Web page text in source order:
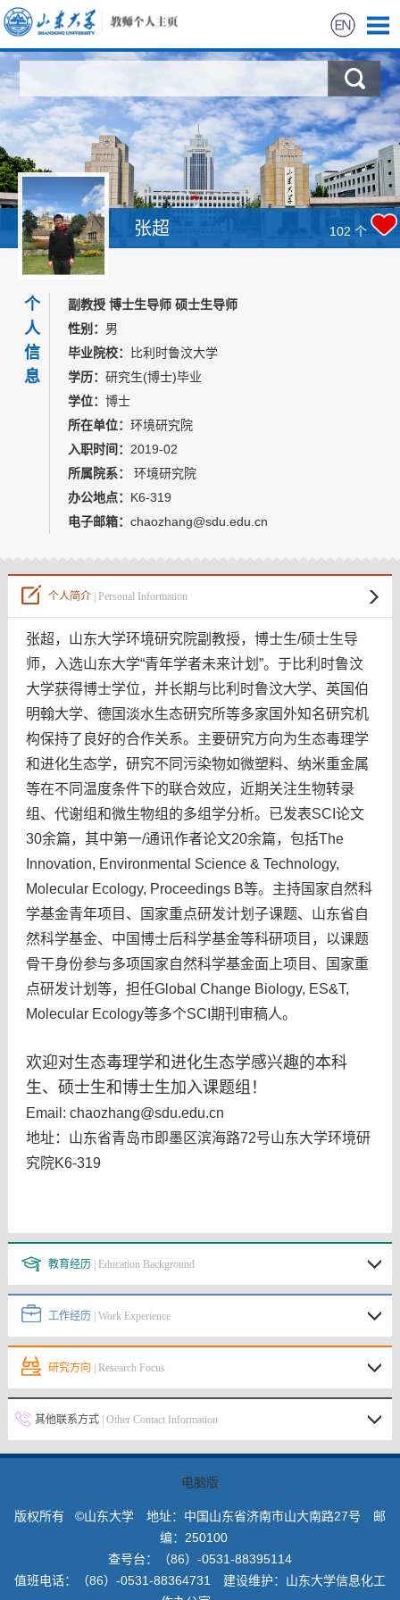
科学研究
教学研究
获奖信息
招生信息
学生信息
我的相册
教师博客
张超 102 个
个
人
信
息
副教授 博士生导师 硕士生导师
性别： 男
毕业院校：
比利时鲁汶大学
学历： 研究生(博士)毕业
学位： 博士
所在单位： 环境研究院
入职时间： 2019-02
所属院系：
环境研究院
办公地点： K6-319
电子邮箱： chaozhang@sdu.edu.cn
个人简介| Personal Information
张超，山东大学环境研究院副教授，博士生/硕士生导
师，入选山东大学“青年学者未来计划”。于比利时鲁汶
大学获得博士学位，并长期与比利时鲁汶大学、英国伯
明翰大学、德国淡水生态研究所等多家国外知名研究机
构保持了良好的合作关系。主要研究方向为生态毒理学
和进化生态学，研究不同污染物如微塑料、纳米重金属
等在不同温度条件下的联合效应，近期关注生物转录
组、代谢组和微生物组的多组学分析。已发表SCI论文
30余篇，其中第一/通讯作者论文20余篇，包括The
Innovation, Environmental Science & Technology,
Molecular Ecology, Proceedings B等。主持国家自然科
学基金青年项目、国家重点研发计划子课题、山东省自
然科学基金、中国博士后科学基金等科研项目，以课题
骨干身份参与多项国家自然科学基金面上项目、国家重
点研发计划等，担任Global Change Biology, ES&T,
Molecular Ecology等多个SCI期刊审稿人。
欢迎对生态毒理学和进化生态学感兴趣的本科
生、硕士生和博士生加入课题组！
Email: chaozhang@sdu.edu.cn
地址：山东省青岛市即墨区滨海路72号山东大学环境研
究院K6-319
教育经历 | Education Background
工作经历 | Work Experience
研究方向 | Research Focus
其他联系方式| Other Contact Information
电脑版
版权所有 ©山东大学 地址：中国山东省济南市山大南路27号 邮
编：250100
查号台：（86）-0531-88395114
值班电话：（86）-0531-88364731 建设维护：山东大学信息化工